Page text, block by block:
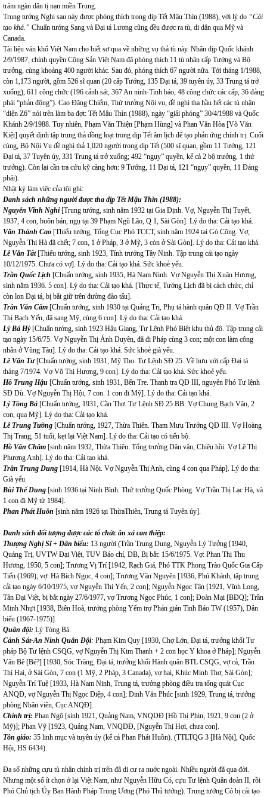
trăm ngàn dân tị nạn miền Trung.
Trung tướng Nghi sau này được phóng thích trong dịp Tết Mậu Thìn (1988), với lý do “Cải
tạo khá.” Chuẩn tướng Sang và Đại tá Lương cũng đều được ra tù, di dân qua Mỹ và
Canada.
Tài liệu văn khố Việt Nam cho biết sơ qua về những vụ thả tù này. Nhân dịp Quốc khánh
2/9/1987, chính quyền Cộng Sản Việt Nam đã phóng thích 11 tù nhân cấp Tướng và Bộ
trưởng, cùng khoảng 400 người khác. Sau đó, phóng thích 67 người nữa. Tới tháng 1/1988,
còn 1,173 người, gồm 526 sĩ quan (20 cấp Tướng, 135 Đại tá, 39 tuyên úy, 33 Trung tá trở
xuống), 611 công chức (196 cảnh sát, 367 An ninh-Tình báo, 48 công chức các cấp, 36 đảng
phái “phản động”). Cao Đăng Chiếm, Thứ trưởng Nội vụ, đề nghị tha hầu hết các tù nhân
“diện Z6” nói trên làm ba đợt: Tết Mậu Thìn (1988), ngày “giải phóng” 30/4/1988 và Quốc
Khánh 2/9/1988. Tuy nhiên, Phạm Văn Thiện [Phạm Hùng] và Phan Văn Hòa [Võ Văn
Kiệt] quyết định tập trung thả đồng loạt trong dịp Tết âm lịch để tạo phản ứng chính trị. Cuối
cùng, Bộ Nội Vụ đề nghị thả 1,020 người trong dịp Tết (500 sĩ quan, gồm 11 Tướng, 121
Đại tá, 37 Tuyên úy, 331 Trung tá trở xuống; 492 “ngụy” quyền, kể cả 2 bộ trưởng, 1 thứ
trưởng). Còn lại cần tra cứu kỹ càng hơn: 9 Tướng, 11 Đại tá, 121 “ngụy” quyền, 11 Đảng
phái).
Nhật ký làm việc của tôi ghi:
Danh sách những người được tha dịp Tết Mậu Thìn (1988):
Nguyễn Vĩnh Nghi[Trung tướng, sinh năm 1932 tại Gia Định. Vợ, Nguyễn Thị Tuyết,
1937, 4 con, buôn bán, ngụ tại 39 Phạm Ngũ Lão, Q 1, Sài Gòn]. Lý do tha: Cải tạo khá.
Văn Thành Cao [Thiếu tướng, Tổng Cục Phó TCCT, sinh năm 1924 tại Gò Công. Vợ,
Nguyễn Thị Hà đã chết; 7 con, 1 ở Pháp, 3 ở Mỹ, 3 còn ở Sài Gòn]. Lý do tha: Cải tạo khá.
Lê Văn Tất[Thiếu tướng, sinh 1923, Tỉnh trưởng Tây Ninh. Tập trung cải tạo ngày
10/12/1975. Chưa có vợ]. Lý do tha: Cải tạo khá. Sức khoẻ yếu.
Trần Quốc Lịch [Chuẩn tướng, sinh 1935, Hà Nam Ninh. Vợ Nguyễn Thị Xuân Hương,
sinh năm 1936. 5 con]. Lý do tha: Cải tạo khá. [Thực tế, Tướng Lịch đã bị cách chức, chỉ
còn lon Đại tá, bị bắt giữ trên đường đào tẩu].
Trần Văn Cẩm [Chuẩn tướng, sinh 1930 tại Quảng Trị, Phụ tá hành quân QĐ II. Vợ Trần
Thị Bạch Yến, đã sang Mỹ, cùng 6 con]. Lý do tha: Cải tạo khá.
Lý Bá Hỷ[Chuẩn tướng, sinh 1923 Hậu Giang, Tư Lệnh Phó Biệt khu thủ đô. Tập trung cải
tạo ngày 15/6/75. Vợ Nguyễn Thị Ánh Duyên, đã đi Pháp cùng 3 con; một con làm công
nhân ở Vũng Tàu]. Lý do tha: Cải tạo khá. Sức khoẻ già yếu.
Lê Văn Tư[Chuẩn tướng, sinh 1931, Mỹ Tho. Tư Lệnh SĐ 25. Về hưu với cấp Đại tá
tháng 7/1974. Vợ Võ Thị Hương, 9 con]. Lý do tha: Cải tạo khá. Sức khoẻ yếu.
Hồ Trung Hậu [Chuẩn tướng, sinh 1931, Bến Tre. Thanh tra QĐ III, nguyên Phó Tư lệnh
SĐ Dù. Vợ Nguyễn Thị Hội, 7 con. 1 con đi Mỹ]. Lý do tha: Cải tạo khá.
Lý Tòng Bá [Chuẩn tướng, 1931, Cần Thơ. Tư Lệnh SĐ 25 BB. Vợ Chung Bạch Vân, 2
con, qua Mỹ]. Lý do tha: Cải tạo khá.
Lê Trung Tường [Chuẩn tướng, 1927, Thừa Thiên. Tham Mưu Trưởng QĐ III. Vợ Hoàng
Thị Trang, 51 tuổi, kẹt lại Việt Nam]. Lý do tha: Cải tạo có tiến bộ.
Hồ Văn Châm [sinh năm 1932, Thừa Thiên. Tổng trưởng Dân vận, Chiêu hồi. Vợ Lê Thị
Phương Anh]. Lý do tha: Cải tạo khá.
Trần Trung Dung [1914, Hà Nội. Vợ Nguyễn Thị Anh, cùng 4 con qua Pháp]. Lý do tha:
Già yếu.
Bùi Thế Dung [sinh 1936 tại Ninh Bình. Thứ trưởng Quốc Phòng. Vợ Trần Thị Lạc Hà, và
1 con đi Mỹ từ 1984].
Phan Phát Huồn [sinh năm 1926 tại ThừaThiên, Trung tá Tuyên úy].
Danh sách đối tượng được các tổ chức ân xá can thiệp:
Thượng Nghị Sĩ + Dân biểu: 13 người (Trần Trung Dung, Nguyễn Lý Tưởng [1940,
Quảng Trị, UVTW Đại Việt, TUV Báo chí, DB, Bị bắt: 15/6/1975. Vợ: Phan Thị Thu
Hương, 1950, 5 con]; Trương Vị Trí [1942, Rạch Giá, Phó TTK Phong Trào Quốc Gia Cấp
Tiến (1969), vợ: Hà Bích Ngọc, 4 con]; Trương Văn Nguyên [1936, Phú Khánh, tập trung
cải tạo ngày 6/10/1975, vợ Nguyễn Thị Yến, 2 con]; Nguyễn Ngọc Tân [1921, Vĩnh Long,
Tân Đại Việt, bị bắt ngày 27/6/1977, vợ Trương Ngọc Phúc, 1 con]; Đoàn Mại [BĐQ]; Trần
Minh Nhựt [1938, Biên Hoà, trưởng phòng Yểm trợ Phản gián Tình Báo TW (1957), Dân
biểu (1967-1975)].
Quân đội: Lý Tòng Bá.
Cảnh Sát-An Ninh Quân Đội: Phạm Kim Quy [1930, Chợ Lớn, Đại tá, trưởng khối Tư
pháp Bộ Tư lệnh CSQG, vợ Nguyễn Thị Kim Thanh + 2 con học Y khoa ở Pháp]; Nguyễn
Văn Bê [Bé?] [1930, Sóc Trăng, Đại tá, trưởng khối Hành quân BTL CSQG, vợ cả, Trần
Thị Hai, ở Sài Gòn, 7 con (1 Mỹ, 2 Pháp, 3 Canada), vợ hai, Khúc Minh Thơ, Sài Gòn];
Nguyễn Trí Tuệ [1933, Hà Nam Ninh, Trung tá, trưởng phòng điều tra tổng quát Cục
ANQĐ, vợ Nguyễn Thị Ngọc Diệp, 4 con]; Đinh Văn Phúc [sinh 1929, Trung tá, trưởng
phòng Nhân viên, Cục ANQĐ].
Chính trị: Phan Ngô [sinh 1921, Quảng Nam, VNQDĐ [Hồ Thị Phin, 1921, 9 con (2 ở
Mỹ)]; Phan Vỹ [1923, Quảng Nam, VNQDĐ, [Nguyễn Thị Hợi, chưa con].
Tôn giáo: 35 linh mục và tuyên úy (kể cả Phan Phát Huồn). (TTLTQG 3 [Hà Nội], Quốc
Hội, HS 6434).
Đa số những cựu tù nhân chính trị trên đã di cư ra nuớc ngoài. Nhiều người đã qua đời.
Nhưng một số ít chọn ở lại Việt Nam, như Nguyễn Hữu Có, cựu Tư lệnh Quân đoàn II, rồi
Phó Chủ tịch Ủy Ban Hành Pháp Trung Ương (Phó Thủ tướng). Trung tướng Có bị cải tạo